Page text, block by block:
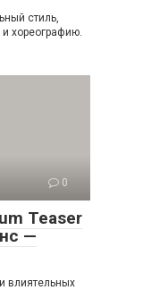
стиль,
хореографию.
0
Teaser
—
влиятельных